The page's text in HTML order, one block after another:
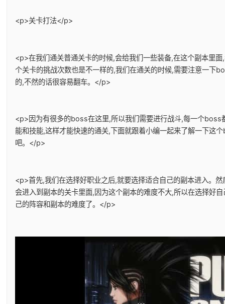
<p>关卡打法</p>
<p>在我们通关普通关卡的时候,会给我们一些装备,在这个副本里
个关卡的挑战次数也是不一样的,我们在通关的时候,需要注意一下
的,不然的话很容易翻车。</p>
<p>因为有很多的boss在这里,所以我们需要进行战斗,每一个boss
能和技能,这样才能快速的通关,下面就跟着小编一起来了解一下这
吧。</p>
<p>首先,我们在选择好职业之后,就要选择适合自己的副本进入。
会进入到副本的关卡里面,因为这个副本的难度不大,所以在选择好
己的阵容和副本的难度了。</p>